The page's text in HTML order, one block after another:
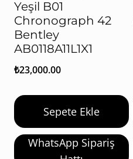
Yeşil B01
Chronograph 42
Bentley
AB0118A11L1X1
₺23,000.00
Sepete Ekle
WhatsApp Sipariş